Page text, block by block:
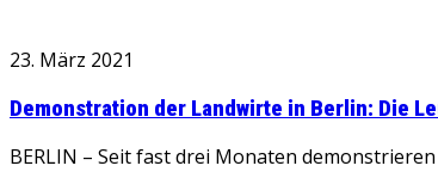
23. März 2021
Demonstration der Landwirte in Berlin: Die
BERLIN – Seit fast drei Monaten